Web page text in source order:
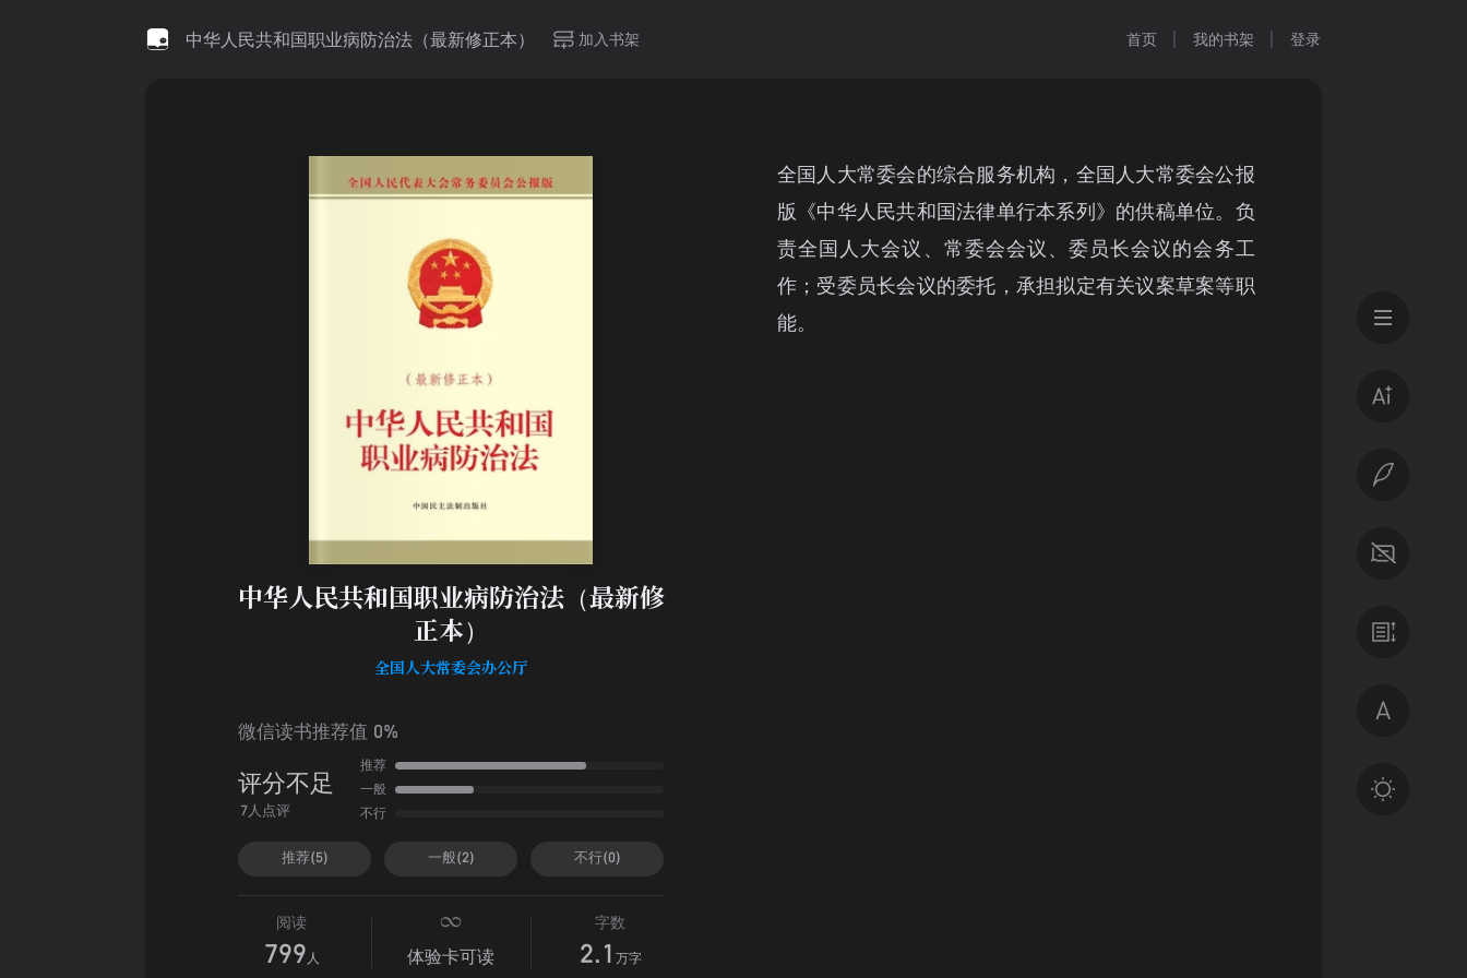
中华人民共和国职业病防治法（最新修正本） 加入书架 首页 我的书架 登录
中华人民共和国职业病防治法（最新修
正本）
全国人大常委会办公厅
微信读书推荐值 0%
评分不足
7人点评
推荐
一般
不行
推荐(5) 一般(2) 不行(0)
阅读
799 人 体验卡可读
字数
2.1 万字
全国人大常委会的综合服务机构，全国人大常委会公报
版《中华人民共和国法律单行本系列》的供稿单位。负
责全国人大会议、常委会会议、委员长会议的会务工
作；受委员长会议的委托，承担拟定有关议案草案等职
能。